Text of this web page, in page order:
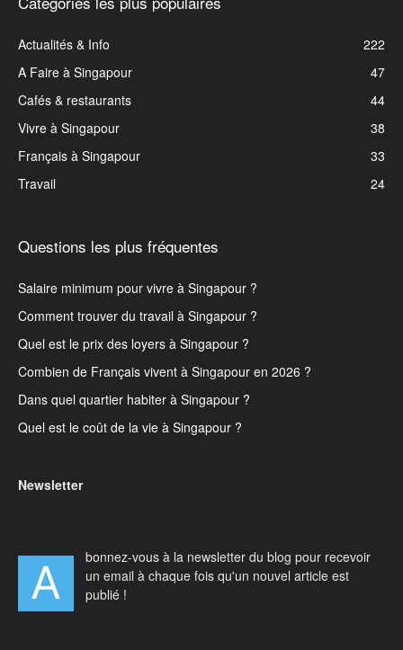
Actualités & Info
222
A Faire à Singapour
47
Cafés & restaurants
44
Vivre à Singapour
38
Français à Singapour
33
Travail
24
Questions les plus fréquentes
Salaire minimum pour vivre à Singapour ?
Comment trouver du travail à Singapour ?
Quel est le prix des loyers à Singapour ?
Combien de Français vivent à Singapour en 2026 ?
Dans quel quartier habiter à Singapour ?
Quel est le coût de la vie à Singapour ?
Newsletter
A
bonnez-vous à la newsletter du blog pour recevoir
un email à chaque fois qu'un nouvel article est
publié !